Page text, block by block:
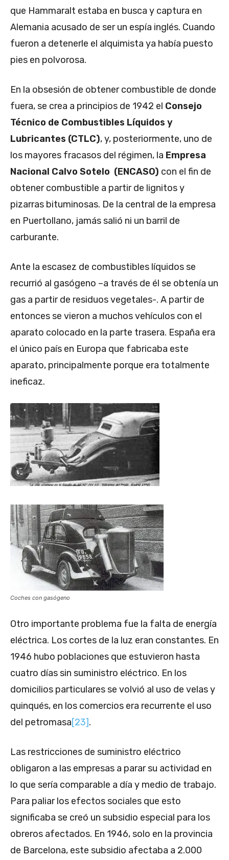
que Hammaralt estaba en busca y captura en
Alemania acusado de ser un espía inglés. Cuando
fueron a detenerle el alquimista ya había puesto
pies en polvorosa.
En la obsesión de obtener combustible de donde
fuera, se crea a principios de 1942 el Consejo
Técnico de Combustibles Líquidos y
Lubricantes (CTLC), y, posteriormente, uno de
los mayores fracasos del régimen, la Empresa
Nacional Calvo Sotelo (ENCASO) con el fin de
obtener combustible a partir de lignitos y
pizarras bituminosas. De la central de la empresa
en Puertollano, jamás salió ni un barril de
carburante.
Ante la escasez de combustibles líquidos se
recurrió al gasógeno –a través de él se obtenía un
gas a partir de residuos vegetales-. A partir de
entonces se vieron a muchos vehículos con el
aparato colocado en la parte trasera. España era
el único país en Europa que fabricaba este
aparato, principalmente porque era totalmente
ineficaz.
Coches con gasógeno
Otro importante problema fue la falta de energía
eléctrica. Los cortes de la luz eran constantes. En
1946 hubo poblaciones que estuvieron hasta
cuatro días sin suministro eléctrico. En los
domicilios particulares se volvió al uso de velas y
quinqués, en los comercios era recurrente el uso
del petromasa[23].
Las restricciones de suministro eléctrico
obligaron a las empresas a parar su actividad en
lo que sería comparable a día y medio de trabajo.
Para paliar los efectos sociales que esto
significaba se creó un subsidio especial para los
obreros afectados. En 1946, solo en la provincia
de Barcelona, este subsidio afectaba a 2.000